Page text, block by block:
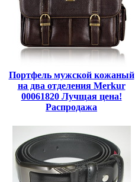
Портфель мужской кожаный
на два отделения Merkur
00061820 Лучщая цена!
Распродажа